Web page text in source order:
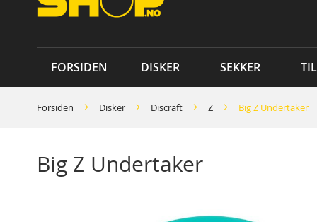
FORSIDEN DISKER SEKKER
Forsiden Disker Discraft Z Big Z Undertaker
Big Z Undertaker